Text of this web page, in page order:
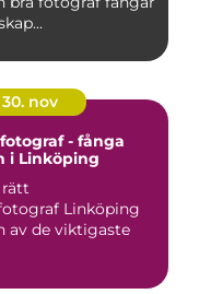
30. nov
- fånga
i Linköping
Linköping
av de viktigaste